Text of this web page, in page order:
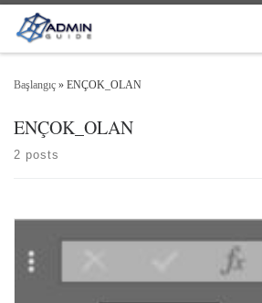
Skip to content
Başlangıç » ENÇOK_OLAN
ENÇOK_OLAN
2 posts